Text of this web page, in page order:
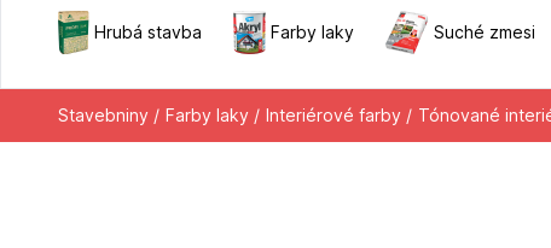
Hrubá stavba Farby laky Suché zmesi
Stavebniny / Farby laky / Interiérové farby / Tónované